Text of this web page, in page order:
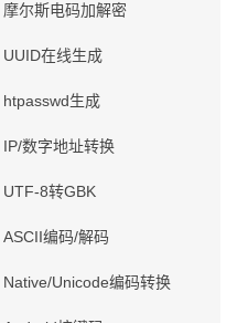
摩尔斯电码加解密
UUID在线生成
htpasswd生成
IP/数字地址转换
UTF-8转GBK
ASCII编码/解码
Native/Unicode编码转换